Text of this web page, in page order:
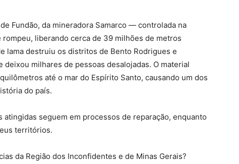
Fundão, da mineradora Samarco — controlada na
liberando cerca de 39 milhões de metros
lama destruiu os distritos de Bento Rodrigues e
deixou milhares de pessoas desalojadas. O material
até o mar do Espírito Santo, causando um dos
do país.
atingidas seguem em processos de reparação, enquanto
territórios.
da Região dos Inconfidentes e de Minas Gerais?